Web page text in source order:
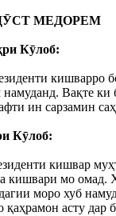
МЕДОРЕМ
Кӯлоб:
кишварро
Вақте
ин сарзамин
Кӯлоб:
кишвар
кишвари мо омад.
моро хуб
асту дар